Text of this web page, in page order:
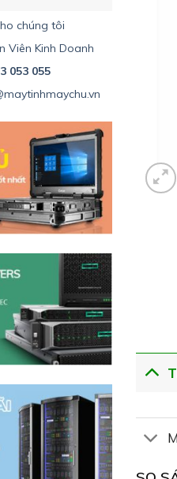
chúng tôi
Viên Kinh Doanh
053 055